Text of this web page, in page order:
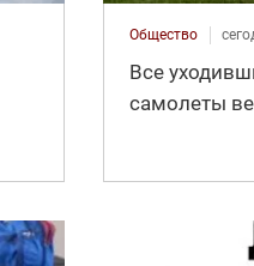
Общество
Все
самолеты